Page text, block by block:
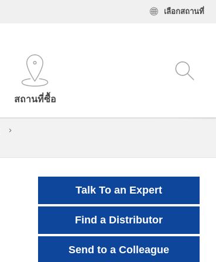
เลือกสถานที่
สถานที่ซื้อ
Talk To an Expert
Find a Distributor
Send to a Colleague